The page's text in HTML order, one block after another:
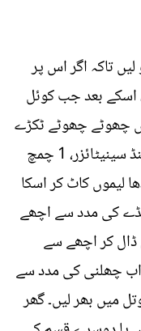
تاکہ اگر اس پر
بعد جب کوئل
چھوٹے چھوٹے ٹکڑے
کر کے ڈال دیں ۔ اب اس میں 2 چمچ ہینڈ سینیٹائزر، 1 چمچ
آدھا لیموں کاٹ کر اسکا
کی مدد سے اچھے
کر اچھے سے
اب چھلنی کی مدد سے
میں بھر لیں۔ گھر